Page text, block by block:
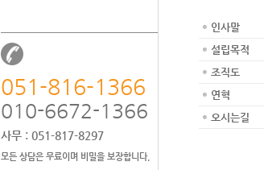
051-816-1366
010-6672-1366
사무 : 051-817-8297
모든 상담은 무료이며 비밀을 보장합니다.
인사말
설립목적
조직도
연혁
오시는길